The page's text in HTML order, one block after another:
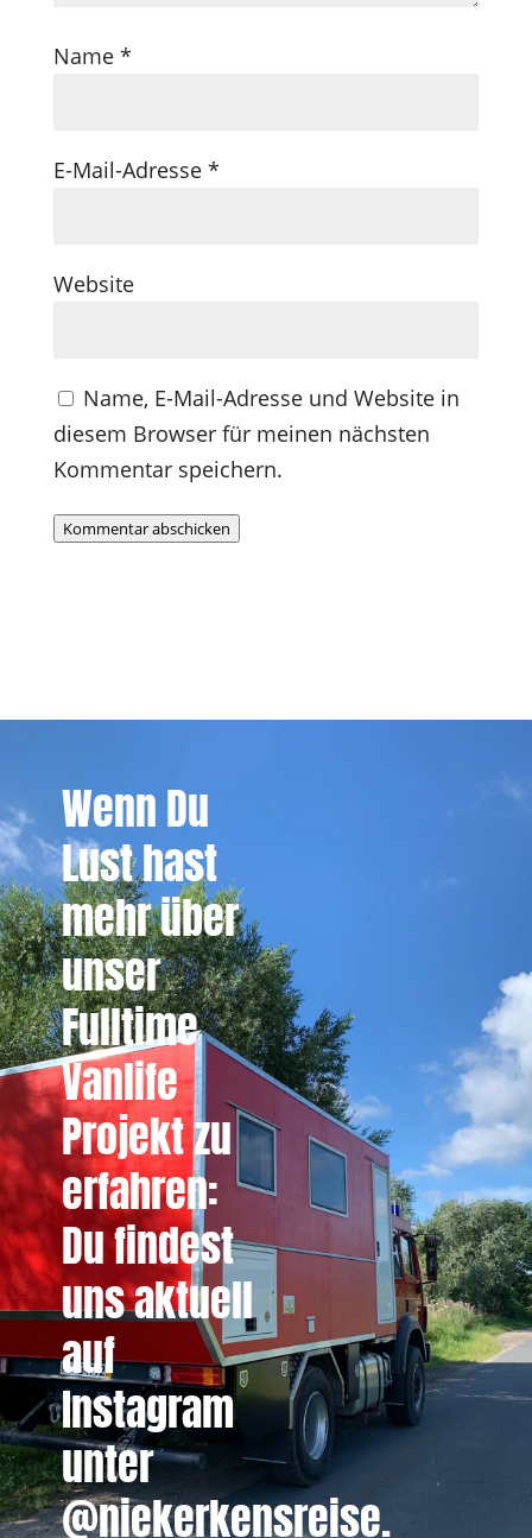
Name *
E-Mail-Adresse *
Website
Name, E-Mail-Adresse und Website in
diesem Browser für meinen nächsten
Kommentar speichern.
Kommentar abschicken
Wenn Du
Lust hast
mehr über
unser
Fulltime
Vanlife
Projekt zu
erfahren:
Du findest
uns aktuell
auf
Instagram
unter
@niekerkensreise.